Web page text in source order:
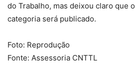
do Trabalho, mas deixou claro que
categoria será publicado.
Foto: Reprodução
Fonte: Assessoria CNTTL